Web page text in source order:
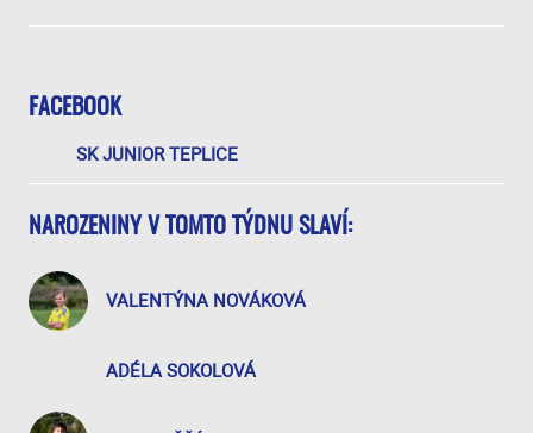
FACEBOOK
SK JUNIOR TEPLICE
NAROZENINY V TOMTO TÝDNU SLAVÍ:
VALENTÝNA NOVÁKOVÁ
ADÉLA SOKOLOVÁ